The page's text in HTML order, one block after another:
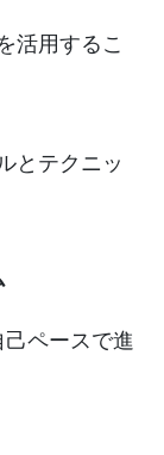
活用するこ
とテクニッ
ペースで進